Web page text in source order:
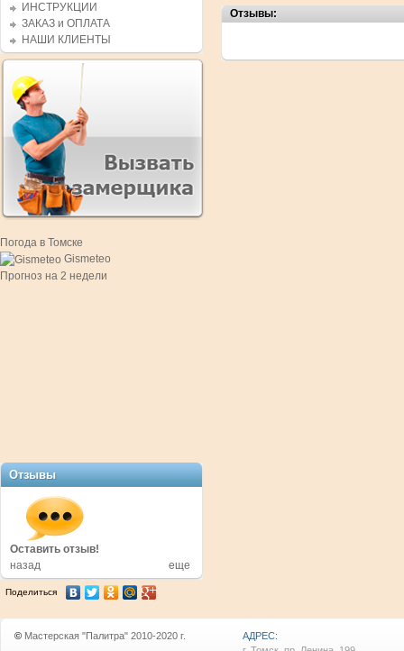
Отзывы:
ИНСТРУКЦИИ
ЗАКАЗ и ОПЛАТА
НАШИ КЛИЕНТЫ
Погода в Томске
Gismeteo
Прогноз на 2 недели
Отзывы
Оставить отзыв!
назад
еще
Поделиться
© Мастерская "Палитра" 2010-2020 г.
АДРЕС: